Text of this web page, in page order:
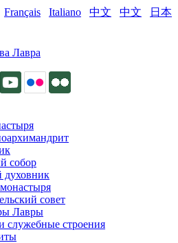
Français Italiano 中文 中文
日本
собор
духовник
совет
Лавры
служебные строения